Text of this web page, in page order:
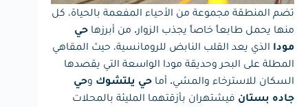
تضم المنطقة مجموعة من الأحياء المفعمة بالحياة، كل
منها يحمل طابعاً خاصاً يجذب الزوار. من أبرزها حي
مودا الذي يعد القلب النابض للرومانسية، حيث المقاهي
المطلة على البحر وحديقة مودا الواسعة التي يقصدها
السكان للاسترخاء والمشي. أما حي يلتشوك وحي
جاده بستان فيشتهران بأزقتهما المليئة بالمحلات